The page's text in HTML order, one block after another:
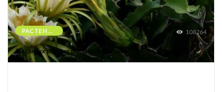
РАСТЕНИЯ 108264
10 самых редких растений Земли